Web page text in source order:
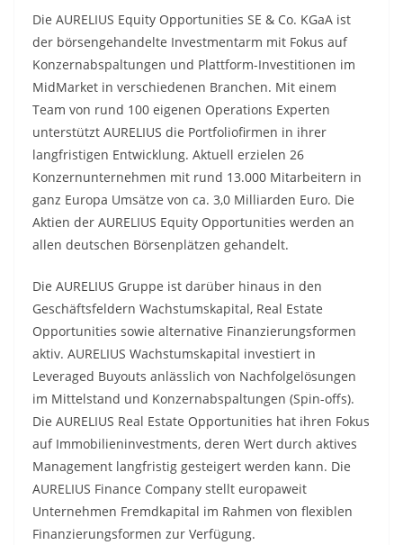
Die AURELIUS Equity Opportunities SE & Co. KGaA ist
der börsengehandelte Investmentarm mit Fokus auf
Konzernabspaltungen und Plattform-Investitionen im
MidMarket in verschiedenen Branchen. Mit einem
Team von rund 100 eigenen Operations Experten
unterstützt AURELIUS die Portfoliofirmen in ihrer
langfristigen Entwicklung. Aktuell erzielen 26
Konzernunternehmen mit rund 13.000 Mitarbeitern in
ganz Europa Umsätze von ca. 3,0 Milliarden Euro. Die
Aktien der AURELIUS Equity Opportunities werden an
allen deutschen Börsenplätzen gehandelt.
Die AURELIUS Gruppe ist darüber hinaus in den
Geschäftsfeldern Wachstumskapital, Real Estate
Opportunities sowie alternative Finanzierungsformen
aktiv. AURELIUS Wachstumskapital investiert in
Leveraged Buyouts anlässlich von Nachfolgelösungen
im Mittelstand und Konzernabspaltungen (Spin-offs).
Die AURELIUS Real Estate Opportunities hat ihren Fokus
auf Immobilieninvestments, deren Wert durch aktives
Management langfristig gesteigert werden kann. Die
AURELIUS Finance Company stellt europaweit
Unternehmen Fremdkapital im Rahmen von flexiblen
Finanzierungsformen zur Verfügung.